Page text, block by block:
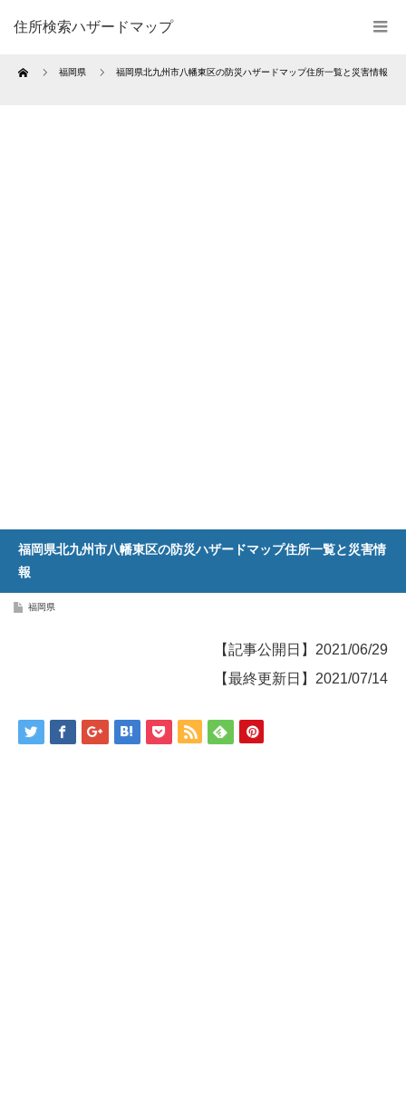
住所検索ハザードマップ
Home 福岡県 福岡県北九州市八幡東区の防災ハザードマップ住所一覧と災害情報
福岡県北九州市八幡東区の防災ハザードマップ住所一覧と災害情
報
福岡県
【記事公開日】2021/06/29
【最終更新日】2021/07/14